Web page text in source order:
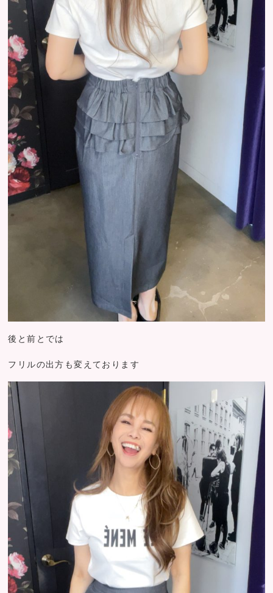
後と前とでは
フリルの出方も変えております